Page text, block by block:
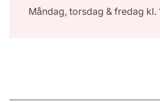
Måndag, torsdag & fredag kl.